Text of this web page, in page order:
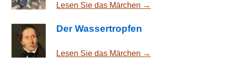
Lesen Sie das Märchen →
Der Wassertropfen
Lesen Sie das Märchen →